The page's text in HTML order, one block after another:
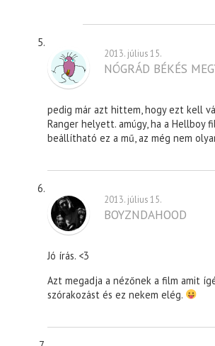
2013. július 15.
NÓGRÁD BÉKÉS
pedig már azt hittem, hogy ezt kell
Ranger helyett. amúgy, ha a Hellboy
beállítható ez a mű, az még nem
2013. július 15.
BOYZNDAHOOD
Jó írás. <3
Azt megadja a nézőnek a film amit
szórakozást és ez nekem elég.